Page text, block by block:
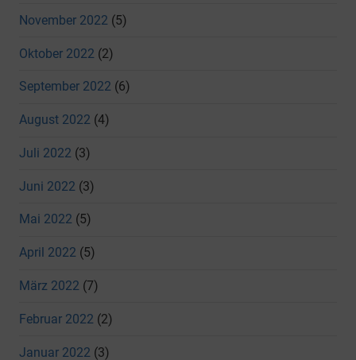
November 2022 (5)
Oktober 2022 (2)
September 2022 (6)
August 2022 (4)
Juli 2022 (3)
Juni 2022 (3)
Mai 2022 (5)
April 2022 (5)
März 2022 (7)
Februar 2022 (2)
Januar 2022 (3)